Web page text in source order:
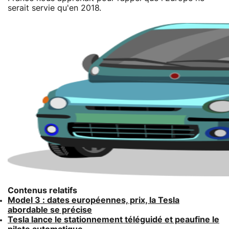
serait servie qu'en 2018.
Contenus relatifs
Model 3 : dates européennes, prix, la Tesla
abordable se précise
Tesla lance le stationnement téléguidé et peaufine le